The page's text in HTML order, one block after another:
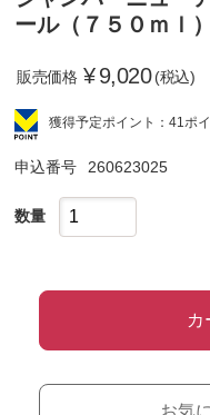
ール（７５０ｍｌ）
販売価格 ¥9,020 (税込)
獲得予定ポイント：41ポ
申込番号 260623025
数量
カ
お気